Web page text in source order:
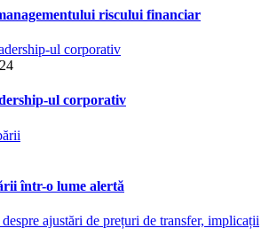
riscului financiar
ul corporativ
într-o lume alertă